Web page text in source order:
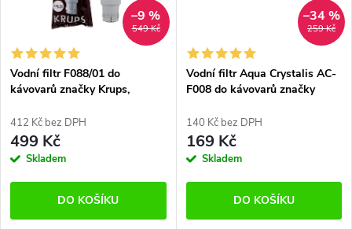
549 Kč
–9 %
Vodní filtr F088/01 do
kávovarů značky Krups,
412 Kč bez DPH
499 Kč
Skladem
DO KOŠÍKU
259 Kč
–34 %
Vodní filtr Aqua Crystalis AC-
F008 do kávovarů značky
Nivona
140 Kč bez DPH
169 Kč
Skladem
DO KOŠÍKU